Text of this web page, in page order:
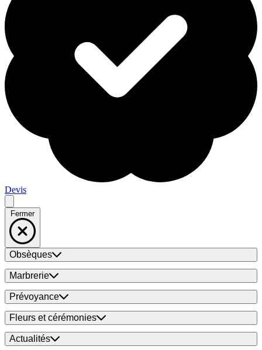
Devis
Fermer
Obsèques
Marbrerie
Prévoyance
Fleurs et cérémonies
Actualités